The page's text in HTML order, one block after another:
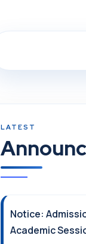
Notice:
Academic